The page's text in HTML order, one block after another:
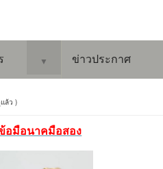
▼ ข่าวประกาศ
ล้ว )
อมือนาคมือสอง